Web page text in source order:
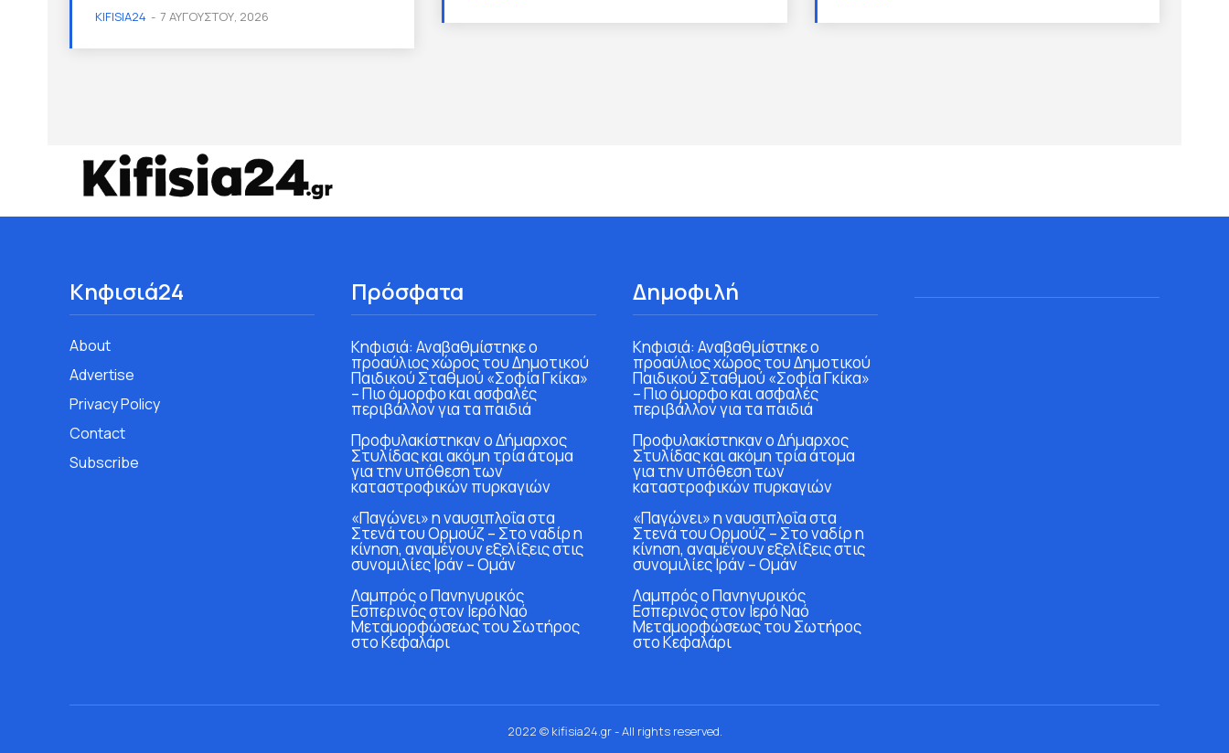
KIFISIA24 - 7 ΑΥΓΟΎΣΤΟΥ, 2026
Κηφισιά24
About
Advertise
Privacy Policy
Contact
Subscribe
Πρόσφατα
Κηφισιά: Αναβαθμίστηκε ο
προαύλιος χώρος του Δημοτικού
Παιδικού Σταθμού «Σοφία Γκίκα»
– Πιο όμορφο και ασφαλές
περιβάλλον για τα παιδιά
Προφυλακίστηκαν ο Δήμαρχος
Στυλίδας και ακόμη τρία άτομα
για την υπόθεση των
καταστροφικών πυρκαγιών
«Παγώνει» η ναυσιπλοΐα στα
Στενά του Ορμούζ – Στο ναδίρ η
κίνηση, αναμένουν εξελίξεις στις
συνομιλίες Ιράν – Ομάν
Λαμπρός ο Πανηγυρικός
Εσπερινός στον Ιερό Ναό
Μεταμορφώσεως του Σωτήρος
στο Κεφαλάρι
Δημοφιλή
Κηφισιά: Αναβαθμίστηκε ο
προαύλιος χώρος του Δημοτικού
Παιδικού Σταθμού «Σοφία Γκίκα»
– Πιο όμορφο και ασφαλές
περιβάλλον για τα παιδιά
Προφυλακίστηκαν ο Δήμαρχος
Στυλίδας και ακόμη τρία άτομα
για την υπόθεση των
καταστροφικών πυρκαγιών
«Παγώνει» η ναυσιπλοΐα στα
Στενά του Ορμούζ – Στο ναδίρ η
κίνηση, αναμένουν εξελίξεις στις
συνομιλίες Ιράν – Ομάν
Λαμπρός ο Πανηγυρικός
Εσπερινός στον Ιερό Ναό
Μεταμορφώσεως του Σωτήρος
στο Κεφαλάρι
2022 © kifisia24.gr - All rights reserved.